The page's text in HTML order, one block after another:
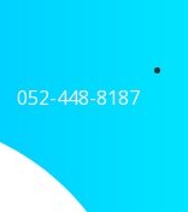
052-448-8187